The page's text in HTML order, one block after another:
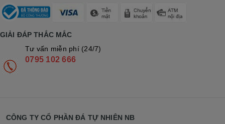
GIẢI ĐÁP THẮC MẮC
Tư vấn miễn phí (24/7)
0795 102 666
CÔNG TY CỔ PHẦN ĐÁ TỰ NHIÊN NB